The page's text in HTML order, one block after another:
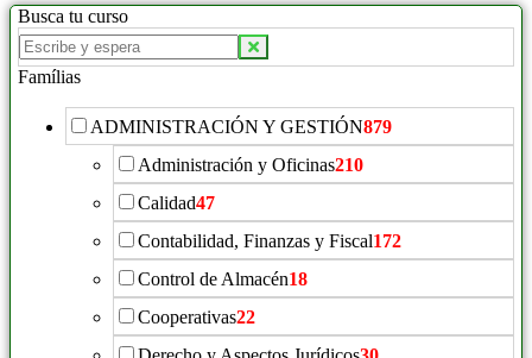
Busca tu curso
Famílias
ADMINISTRACIÓN Y GESTIÓN879
Administración y Oficinas210
Calidad47
Contabilidad, Finanzas y Fiscal172
Control de Almacén18
Cooperativas22